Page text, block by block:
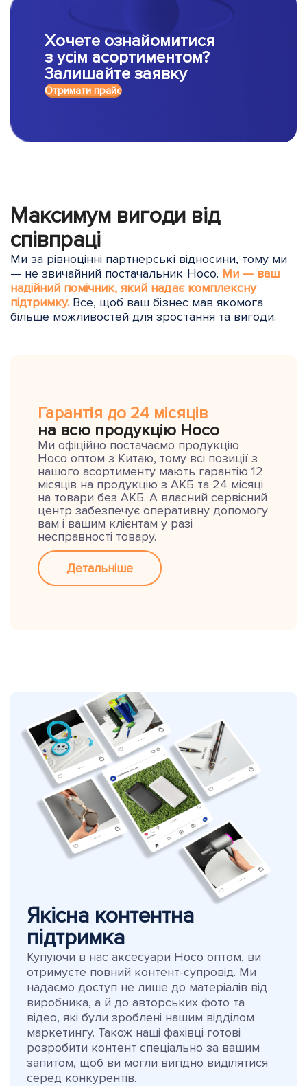
Хочете ознайомитися
з усім асортиментом?
Залишайте заявку
Отримати прайс
Максимум вигоди від
співпраці
Ми за рівноцінні партнерські відносини, тому ми
— не звичайний постачальник Hoco. Ми — ваш
надійний помічник, який надає комплексну
підтримку. Все, щоб ваш бізнес мав якомога
більше можливостей для зростання та вигоди.
Гарантія до 24 місяців
на всю продукцію Hoco
Ми офіційно постачаємо продукцію
Hoco оптом з Китаю, тому всі позиції з
нашого асортименту мають гарантію 12
місяців на продукцію з АКБ та 24 місяці
на товари без АКБ. А власний сервісний
центр забезпечує оперативну допомогу
вам і вашим клієнтам у разі
несправності товару.
Детальніше
Якісна контентна
підтримка
Купуючи в нас аксесуари Hoco оптом, ви
отримуєте повний контент-супровід. Ми
надаємо доступ не лише до матеріалів від
виробника, а й до авторських фото та
відео, які були зроблені нашим відділом
маркетингу. Також наші фахівці готові
розробити контент спеціально за вашим
запитом, щоб ви могли вигідно виділятися
серед конкурентів.